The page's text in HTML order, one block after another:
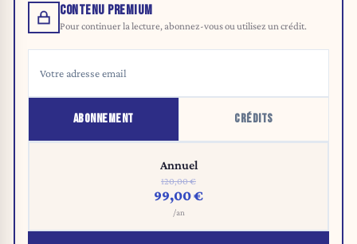
CONTENU PREMIUM
Pour continuer la lecture, abonnez-vous ou utilisez un crédit.
ABONNEMENT CRÉDITS
Annuel
120,00 €
99,00 €
/an